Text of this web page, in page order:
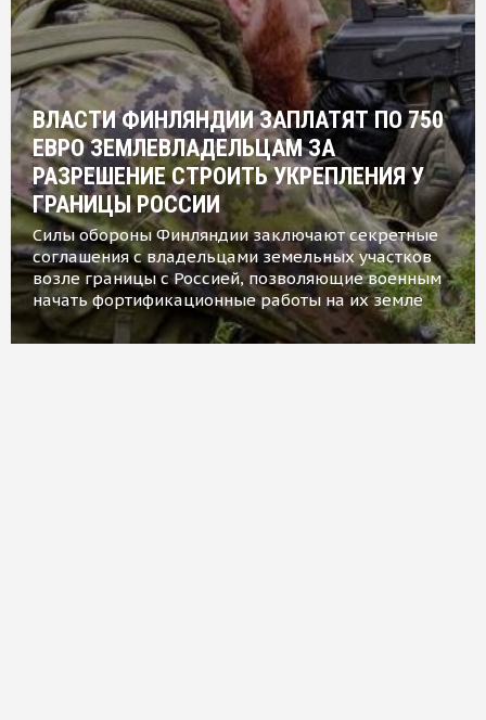
ВЛАСТИ ФИНЛЯНДИИ ЗАПЛАТЯТ ПО 750
ЕВРО ЗЕМЛЕВЛАДЕЛЬЦАМ ЗА
РАЗРЕШЕНИЕ СТРОИТЬ УКРЕПЛЕНИЯ У
ГРАНИЦЫ РОССИИ
Силы обороны Финляндии заключают секретные
соглашения с владельцами земельных участков
возле границы с Россией, позволяющие военным
начать фортификационные работы на их земле